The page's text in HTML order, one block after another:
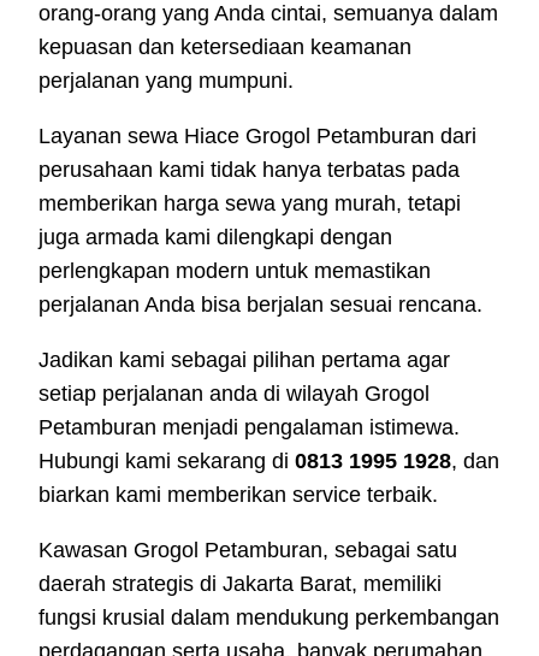
orang-orang yang Anda cintai, semuanya dalam
kepuasan dan ketersediaan keamanan
perjalanan yang mumpuni.
Layanan sewa Hiace Grogol Petamburan dari
perusahaan kami tidak hanya terbatas pada
memberikan harga sewa yang murah, tetapi
juga armada kami dilengkapi dengan
perlengkapan modern untuk memastikan
perjalanan Anda bisa berjalan sesuai rencana.
Jadikan kami sebagai pilihan pertama agar
setiap perjalanan anda di wilayah Grogol
Petamburan menjadi pengalaman istimewa.
Hubungi kami sekarang di 0813 1995 1928, dan
biarkan kami memberikan service terbaik.
Kawasan Grogol Petamburan, sebagai satu
daerah strategis di Jakarta Barat, memiliki
fungsi krusial dalam mendukung perkembangan